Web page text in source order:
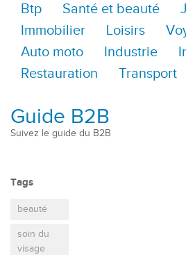
Btp
Santé et beauté
Immobilier
Loisirs
Auto moto
Industrie
Restauration
Transport
Guide B2B
Suivez le guide du B2B
Tags
beauté
soin du
visage